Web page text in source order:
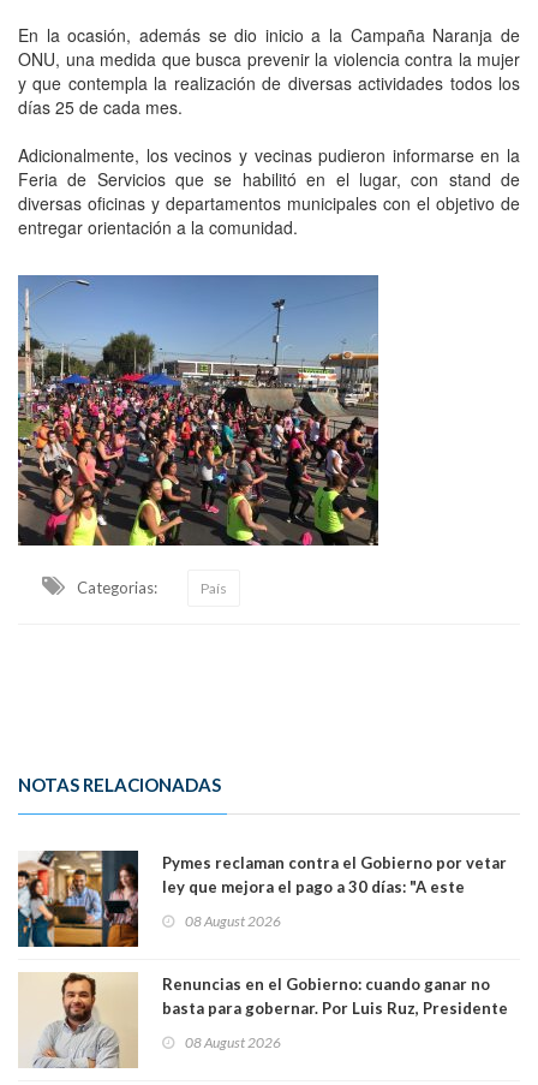
En la ocasión, además se dio inicio a la Campaña Naranja de
ONU, una medida que busca prevenir la violencia contra la mujer
y que contempla la realización de diversas actividades todos los
días 25 de cada mes.
Adicionalmente, los vecinos y vecinas pudieron informarse en la
Feria de Servicios que se habilitó en el lugar, con stand de
diversas oficinas y departamentos municipales con el objetivo de
entregar orientación a la comunidad.
Categorias: País
NOTAS RELACIONADAS
Pymes reclaman contra el Gobierno por vetar
ley que mejora el pago a 30 días: "A este
medianas empresas"
08 August 2026
Renuncias en el Gobierno: cuando ganar no
basta para gobernar. Por Luis Ruz, Presidente
08 August 2026